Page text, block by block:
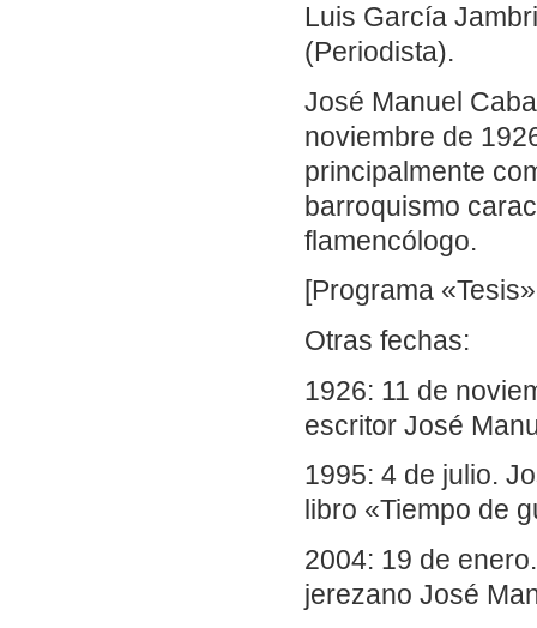
Luis García
(Periodista).
José Manuel
noviembre de
principalmente
barroquismo
flamencólogo.
[Programa
Otras fechas:
1926: 11 de
escritor José
1995: 4 de julio.
libro «Tiempo de
2004: 19 de
jerezano José